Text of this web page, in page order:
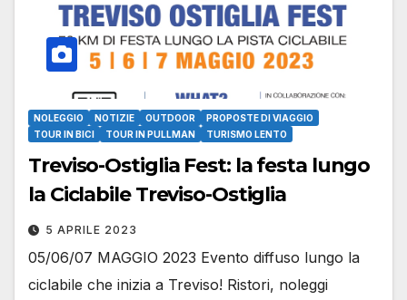
NOLEGGIO NOTIZIE OUTDOOR
PROPOSTE DI VIAGGIO
TOUR IN BICI
TOUR IN PULLMAN TURISMO LENTO
Treviso-Ostiglia Fest: la festa lungo
la Ciclabile Treviso-Ostiglia
5 APRILE 2023
05/06/07 MAGGIO 2023 Evento diffuso lungo la
ciclabile che inizia a Treviso! Ristori, noleggi